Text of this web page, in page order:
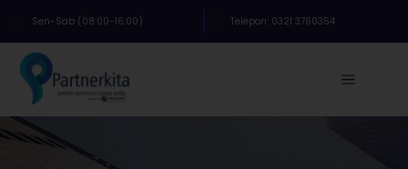
Sen-Sab (08:00-16:00) Telepon: 0321 3760354